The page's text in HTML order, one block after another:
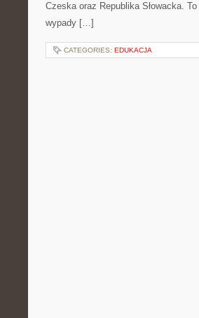
Czeska oraz Republika Słowacka.
wypady […]
CATEGORIES: EDUKACJA